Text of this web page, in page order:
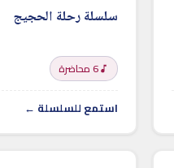
سلسلة رحلة الحجيج
6 محاضرة
استمع للسلسلة ←